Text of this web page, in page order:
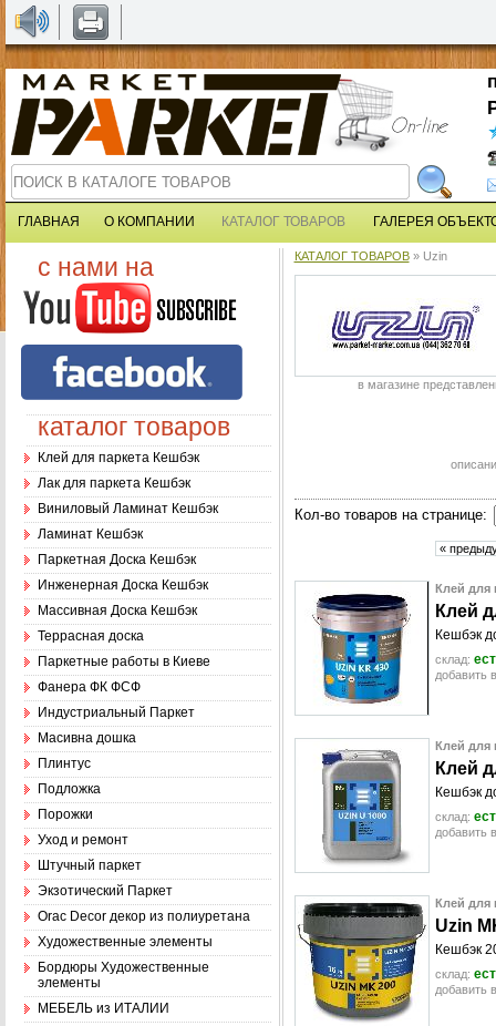
ГЛАВНАЯ О КОМПАНИИ КАТАЛОГ ТОВАРОВ ГАЛЕРЕЯ
с нами на
каталог товаров
Клей для паркета Кешбэк
Лак для паркета Кешбэк
Виниловый Ламинат Кешбэк
Ламинат Кешбэк
Паркетная Доска Кешбэк
Инженерная Доска Кешбэк
Массивная Доска Кешбэк
Террасная доска
Паркетные работы в Киеве
Фанера ФК ФСФ
Индустриальный Паркет
Масивна дошка
Плинтус
Подложка
Порожки
Уход и ремонт
Штучный паркет
Экзотический Паркет
Оrac Decor декор из полиуретана
Художественные элементы
Бордюры Художественные
элементы
МЕБЕЛЬ из ИТАЛИИ
КАТАЛОГ ТОВАРОВ» Uzin
в магазине
Кол-во товаров на странице:
«
Клей для
Клей д
Кешбэк
склад:
добавить
Клей для
Клей д
Кешбэк
склад:
добавить
Клей для
Uzin M
Кешбэк
склад:
добавить